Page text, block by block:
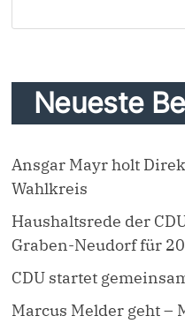
Neueste
Ansgar Mayr holt
Wahlkreis
Haushaltsrede der
Graben-Neudorf für
CDU startet
Marcus Melder geht